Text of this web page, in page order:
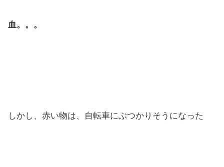
血。。。
しかし、赤い物は、自転車にぶつかりそうになった